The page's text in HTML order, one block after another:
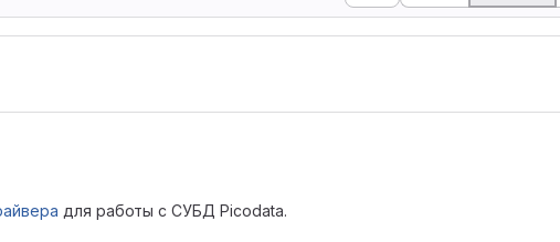
для работы с СУБД Picodata.